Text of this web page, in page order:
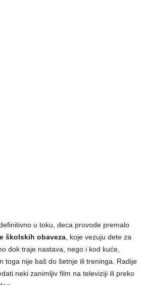
u toku, deca provode premalo
školskih obaveza , koje vezuju dete za
dok traje nastava, nego i kod kuće,
toga nije baš do šetnje ili treninga. Radije
neki zanimljiv film na televiziji ili preko